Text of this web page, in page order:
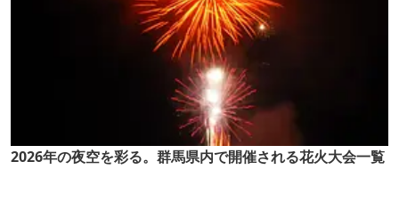
2026年の夜空を彩る。群馬県内で開催される花火大会一覧